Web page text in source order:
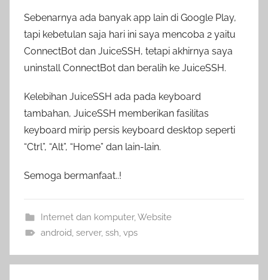
Sebenarnya ada banyak app lain di Google Play,
tapi kebetulan saja hari ini saya mencoba 2 yaitu
ConnectBot dan JuiceSSH, tetapi akhirnya saya
uninstall ConnectBot dan beralih ke JuiceSSH.
Kelebihan JuiceSSH ada pada keyboard
tambahan, JuiceSSH memberikan fasilitas
keyboard mirip persis keyboard desktop seperti
“Ctrl”, “Alt”, “Home” dan lain-lain.
Semoga bermanfaat..!
Internet dan komputer,Website
android, server, ssh, vps